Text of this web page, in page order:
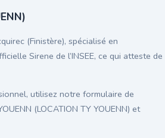
(Finistère), spécialisé en
Sirene de l’INSEE, ce qui atteste de
utilisez notre formulaire de
(LOCATION TY YOUENN) et